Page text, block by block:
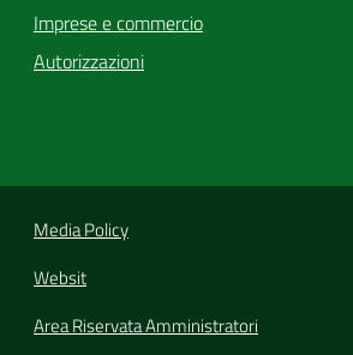
Imprese e commercio
Autorizzazioni
Media Policy
Websit
Area Riservata Amministratori